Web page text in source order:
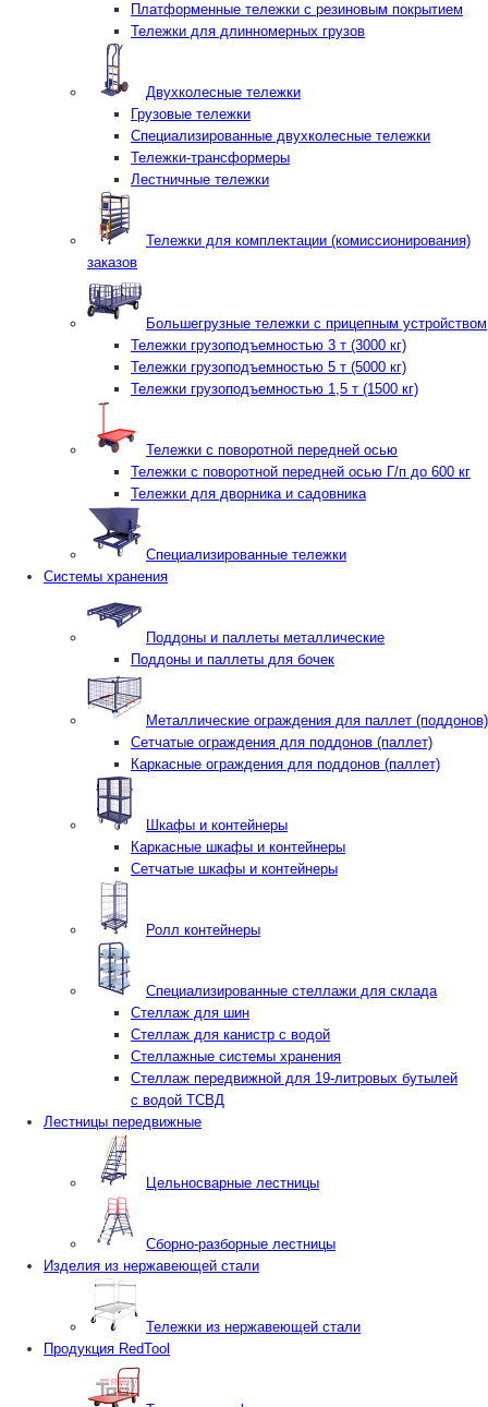
Платформенные тележки с резиновым покрытием
Тележки для длинномерных грузов
Двухколесные тележки
Грузовые тележки
Специализированные двухколесные тележки
Тележки-трансформеры
Лестничные тележки
Тележки для комплектации (комиссионирования)
заказов
Большегрузные тележки с прицепным устройством
Тележки грузоподъемностью 3 т (3000 кг)
Тележки грузоподъемностью 5 т (5000 кг)
Тележки грузоподъемностью 1,5 т (1500 кг)
Тележки с поворотной передней осью
Тележки с поворотной передней осью Г/п до 600 кг
Тележки для дворника и садовника
Специализированные тележки
Системы хранения
Поддоны и паллеты металлические
Поддоны и паллеты для бочек
Металлические ограждения для паллет (поддонов)
Сетчатые ограждения для поддонов (паллет)
Каркасные ограждения для поддонов (паллет)
Шкафы и контейнеры
Каркасные шкафы и контейнеры
Сетчатые шкафы и контейнеры
Ролл контейнеры
Специализированные стеллажи для склада
Стеллаж для шин
Стеллаж для канистр с водой
Стеллажные системы хранения
Стеллаж передвижной для 19-литровых бутылей
с водой ТСВД
Лестницы передвижные
Цельносварные лестницы
Сборно-разборные лестницы
Изделия из нержавеющей стали
Тележки из нержавеющей стали
Продукция RedTool